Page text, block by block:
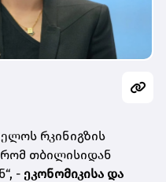
რკინიგზის
თბილისიდან
- ეკონომიკისა და